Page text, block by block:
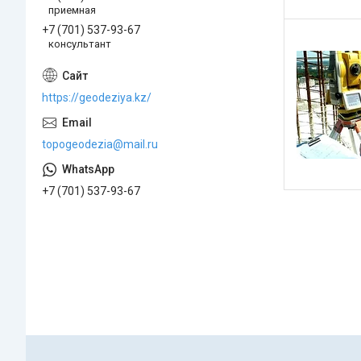
приемная
+7 (701) 537-93-67
консультант
https://geodeziya.kz/
topogeodezia@mail.ru
+7 (701) 537-93-67